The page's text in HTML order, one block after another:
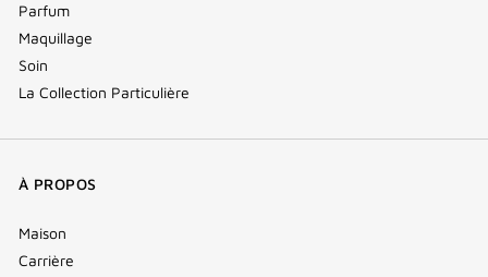
Parfum
Maquillage
Soin
La Collection Particulière
À PROPOS
Maison
Carrière